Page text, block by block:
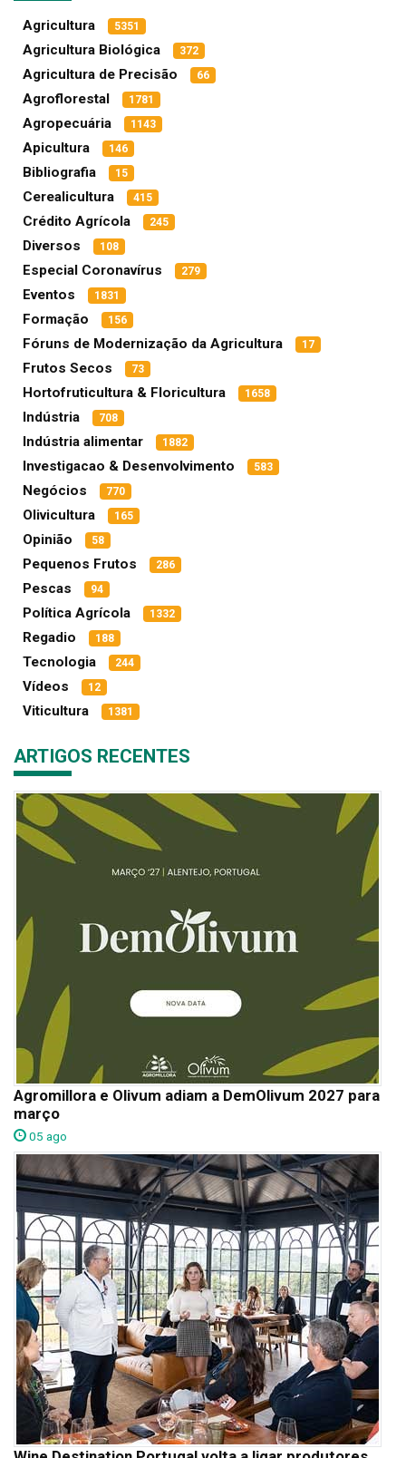
Agricultura 5351
Agricultura Biológica 372
Agricultura de Precisão 66
Agroflorestal 1781
Agropecuária 1143
Apicultura 146
Bibliografia 15
Cerealicultura 415
Crédito Agrícola 245
Diversos 108
Especial Coronavírus 279
Eventos 1831
Formação 156
Fóruns de Modernização da Agricultura 17
Frutos Secos 73
Hortofruticultura & Floricultura 1658
Indústria 708
Indústria alimentar 1882
Investigacao & Desenvolvimento 583
Negócios 770
Olivicultura 165
Opinião 58
Pequenos Frutos 286
Pescas 94
Política Agrícola 1332
Regadio 188
Tecnologia 244
Vídeos 12
Viticultura 1381
ARTIGOS RECENTES
Agromillora e Olivum adiam a DemOlivum 2027 para
março
05 ago